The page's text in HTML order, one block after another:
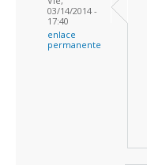
03/14/2014 -
17:40
enlace
permanente